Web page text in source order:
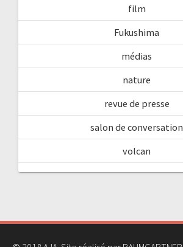
film
Fukushima
médias
nature
revue de presse
salon de conversation
volcan